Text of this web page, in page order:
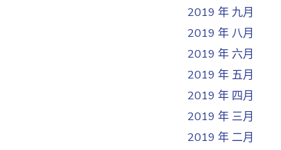
2019 年 九月
2019 年 八月
2019 年 六月
2019 年 五月
2019 年 四月
2019 年 三月
2019 年 二月